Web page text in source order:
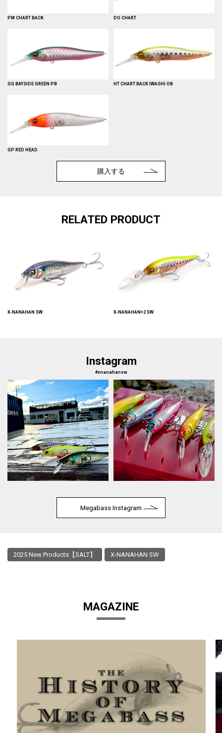
PM CHART BACK DO CHART
GG BAYSIDE GREEN PB HT CHART BACK IWASHI OB
GP RED HEAD
購入する
RELATED PRODUCT
X-NANAHAN SW X-NANAHAN+2 SW
Instagram
#xnanahansw
Megabass Instagram
2025 New Products【SALT】 X-NANAHAN SW
MAGAZINE